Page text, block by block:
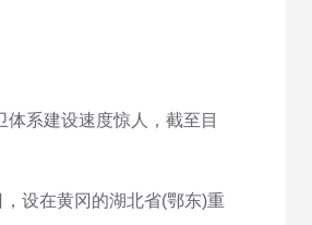
系建设速度惊人，截至目
设在黄冈的湖北省(鄂东)重